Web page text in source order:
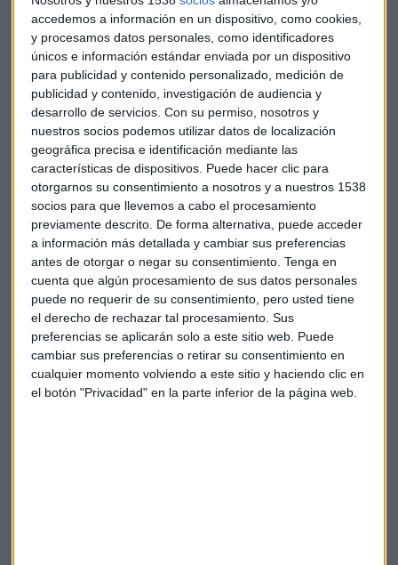
accedemos a información en un dispositivo, como cookies,
y procesamos datos personales, como identificadores
únicos e información estándar enviada por un dispositivo
para publicidad y contenido personalizado, medición de
publicidad y contenido, investigación de audiencia y
desarrollo de servicios. Con su permiso, nosotros y
nuestros socios podemos utilizar datos de localización
geográfica precisa e identificación mediante las
características de dispositivos. Puede hacer clic para
otorgarnos su consentimiento a nosotros y a nuestros 1538
socios para que llevemos a cabo el procesamiento
previamente descrito. De forma alternativa, puede acceder
a información más detallada y cambiar sus preferencias
antes de otorgar o negar su consentimiento. Tenga en
cuenta que algún procesamiento de sus datos personales
puede no requerir de su consentimiento, pero usted tiene
el derecho de rechazar tal procesamiento. Sus
preferencias se aplicarán solo a este sitio web. Puede
cambiar sus preferencias o retirar su consentimiento en
cualquier momento volviendo a este sitio y haciendo clic en
el botón "Privacidad" en la parte inferior de la página web.